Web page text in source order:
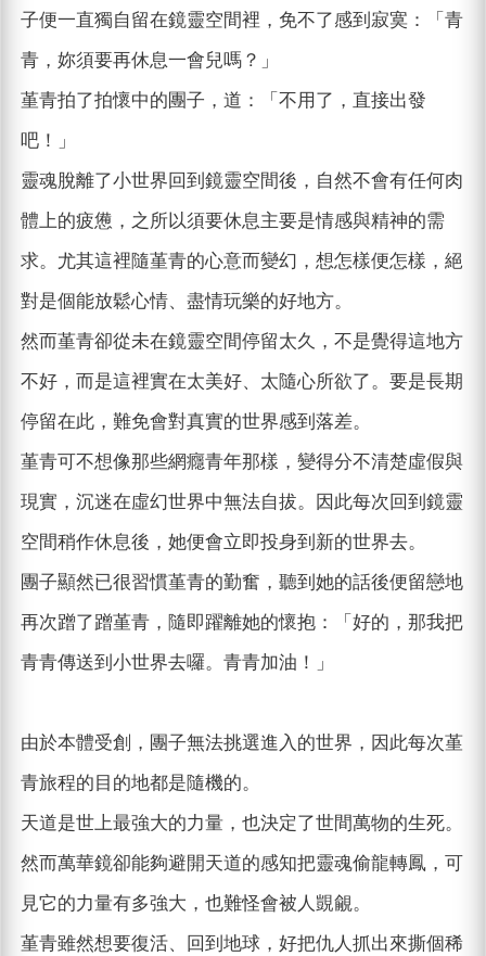
子便一直獨自留在鏡靈空間裡，免不了感到寂寞：「青
青，妳須要再休息一會兒嗎？」
堇青拍了拍懷中的團子，道：「不用了，直接出發
吧！」
靈魂脫離了小世界回到鏡靈空間後，自然不會有任何肉
體上的疲憊，之所以須要休息主要是情感與精神的需
求。尤其這裡隨堇青的心意而變幻，想怎樣便怎樣，絕
對是個能放鬆心情、盡情玩樂的好地方。
然而堇青卻從未在鏡靈空間停留太久，不是覺得這地方
不好，而是這裡實在太美好、太隨心所欲了。要是長期
停留在此，難免會對真實的世界感到落差。
堇青可不想像那些網癮青年那樣，變得分不清楚虛假與
現實，沉迷在虛幻世界中無法自拔。因此每次回到鏡靈
空間稍作休息後，她便會立即投身到新的世界去。
團子顯然已很習慣堇青的勤奮，聽到她的話後便留戀地
再次蹭了蹭堇青，隨即躍離她的懷抱：「好的，那我把
青青傳送到小世界去囉。青青加油！」
由於本體受創，團子無法挑選進入的世界，因此每次堇
青旅程的目的地都是隨機的。
天道是世上最強大的力量，也決定了世間萬物的生死。
然而萬華鏡卻能夠避開天道的感知把靈魂偷龍轉鳳，可
見它的力量有多強大，也難怪會被人覬覦。
堇青雖然想要復活、回到地球，好把仇人抓出來撕個稀